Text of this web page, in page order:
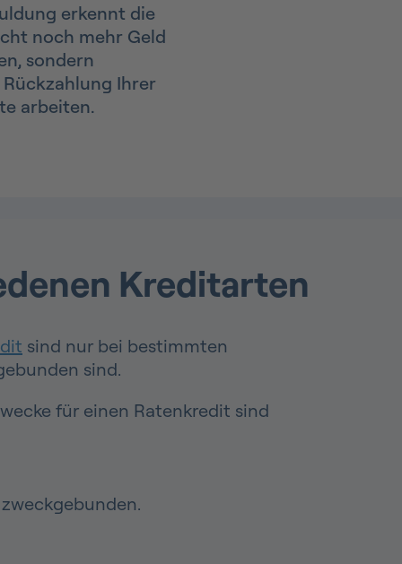
erkennt die
noch mehr Geld
sondern
Ihrer
arbeiten.
Kreditarten
sind nur bei bestimmten
sind.
für einen Ratenkredit sind